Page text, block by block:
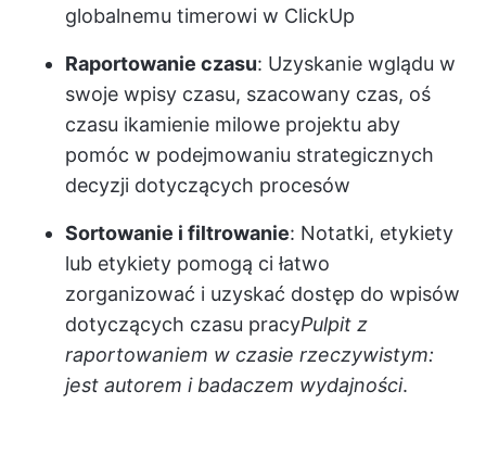
globalnemu timerowi w ClickUp
Raportowanie czasu: Uzyskanie wglądu w
swoje wpisy czasu, szacowany czas, oś
czasu ikamienie milowe projektu aby
pomóc w podejmowaniu strategicznych
decyzji dotyczących procesów
Sortowanie i filtrowanie: Notatki, etykiety
lub etykiety pomogą ci łatwo
zorganizować i uzyskać dostęp do wpisów
dotyczących czasu pracyPulpit z
raportowaniem w czasie rzeczywistym:
jest autorem i badaczem wydajności.